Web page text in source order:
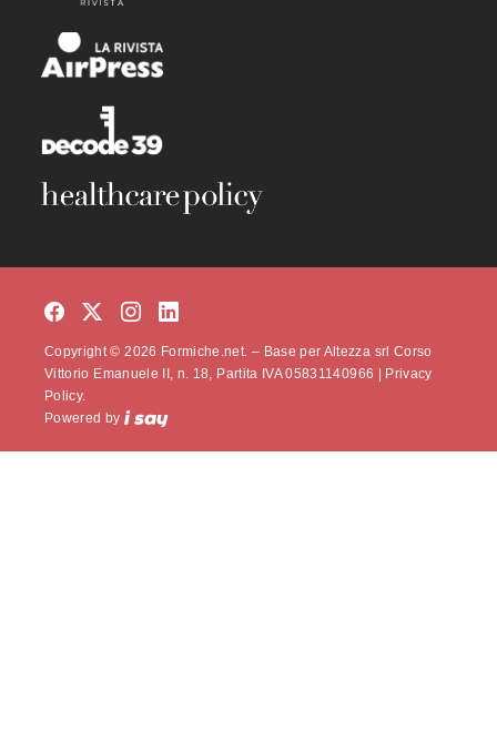
Copyright © 2026 Formiche.net. – Base per Altezza srl Corso
Vittorio Emanuele II, n. 18, Partita IVA 05831140966 | Privacy
Policy.
Powered by